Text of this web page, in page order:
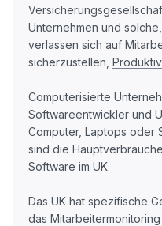
Unternehmen und
verlassen sich auf
sicherzustellen,
Computerisierte
Softwareentwickler und
Computer, Laptops oder
sind die
Software im UK.
Das UK hat spezifische
das